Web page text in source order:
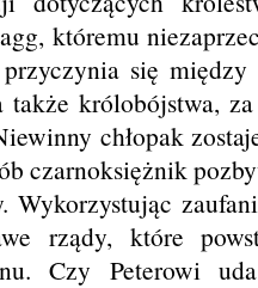
któremu
przyczynia się
także królobójstwa,
chłopak
czarnoksiężnik
Wykorzystując
rządy, które
Czy Peterowi